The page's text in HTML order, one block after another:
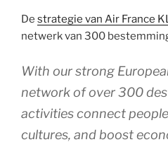
De strategie van Air France
netwerk van 300
With our strong
network of over 300
activities connect
cultures, and boost